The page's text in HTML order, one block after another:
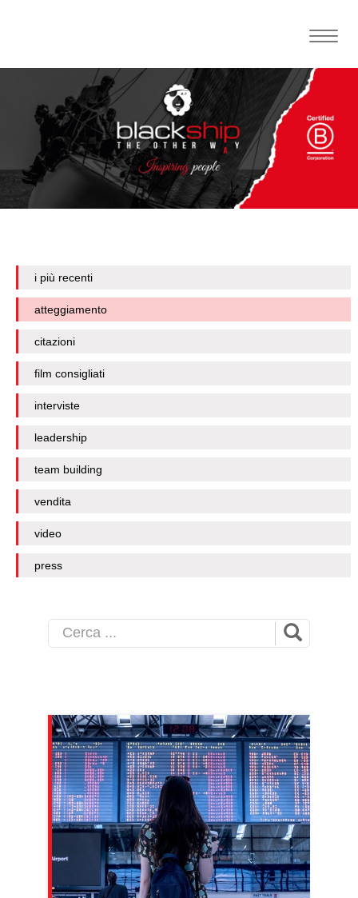
Toggle
i più recenti
atteggiamento
citazioni
film consigliati
interviste
leadership
team building
vendita
video
press